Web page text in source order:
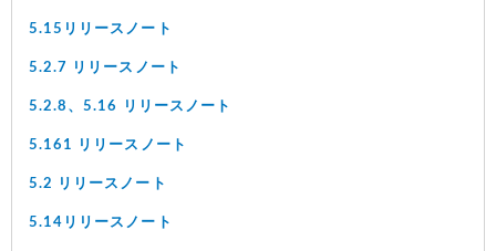
5.15リリースノート
5.2.7 リリースノート
5.2.8、5.16 リリースノート
5.161 リリースノート
5.2 リリースノート
5.14リリースノート